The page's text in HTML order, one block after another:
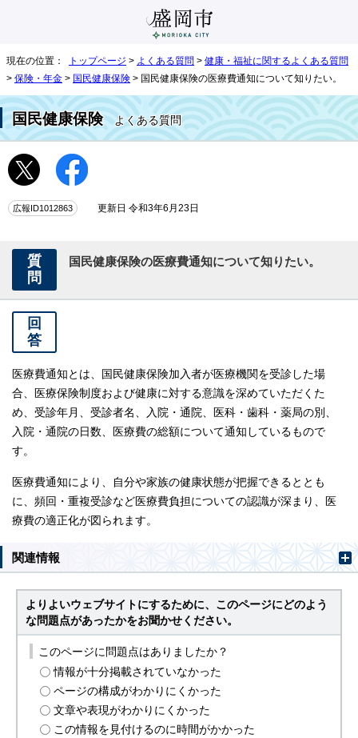
現在の位置： トップページ > よくある質問 > 健康・福祉に関するよくある質問
> 保険・年金 > 国民健康保険 > 国民健康保険の医療費通知について知りたい。
国民健康保険よくある質問
広報ID1012863 更新日 令和3年6月23日
質
問
国民健康保険の医療費通知について知りたい。
回
答
医療費通知とは、国民健康保険加入者が医療機関を受診した場
合、医療保険制度および健康に対する意識を深めていただくた
め、受診年月、受診者名、入院・通院、医科・歯科・薬局の別、
入院・通院の日数、医療費の総額について通知しているもので
す。
医療費通知により、自分や家族の健康状態が把握できるととも
に、頻回・重複受診など医療費負担についての認識が深まり、医
療費の適正化が図られます。
関連情報
よりよいウェブサイトにするために、このページにどのよう
な問題点があったかをお聞かせください。
このページに問題点はありましたか？
情報が十分掲載されていなかった
ページの構成がわかりにくかった
文章や表現がわかりにくかった
この情報を見付けるのに時間がかかった